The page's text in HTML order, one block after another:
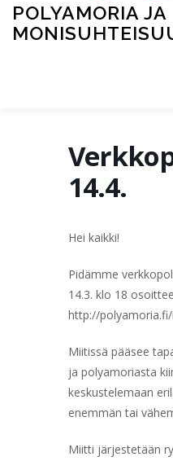
POLYAMORIA JA
KAUPPA
14.4.
Hei kaikki!
Pidämme
14.3. klo 18
http://
Miitissä pääsee
ja polyamoriasta
keskustelemaan
enemmän tai
Miitti järjestetään